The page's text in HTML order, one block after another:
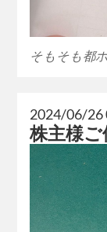
そもそも都
2024/06/26
株主様